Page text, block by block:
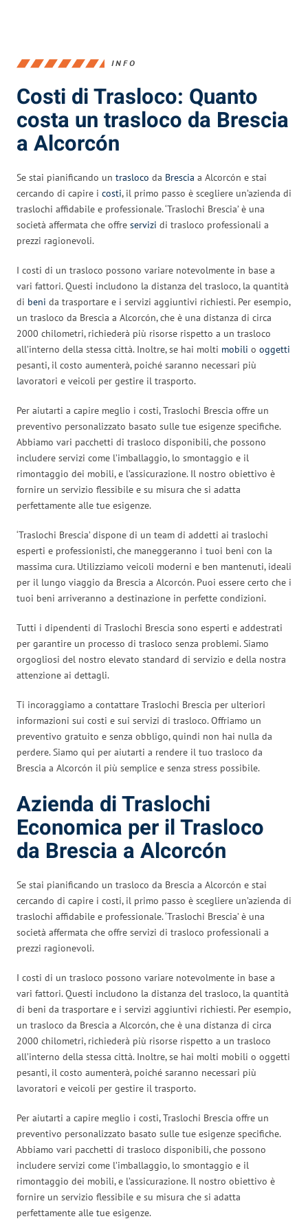
INFO
Costi di Trasloco: Quanto
costa un trasloco da Brescia
a Alcorcón
Se stai pianificando un trasloco da Brescia a Alcorcón e stai
cercando di capire i costi, il primo passo è scegliere un’azienda di
traslochi affidabile e professionale. ‘Traslochi Brescia’ è una
società affermata che offre servizi di trasloco professionali a
prezzi ragionevoli.
I costi di un trasloco possono variare notevolmente in base a
vari fattori. Questi includono la distanza del trasloco, la quantità
di beni da trasportare e i servizi aggiuntivi richiesti. Per esempio,
un trasloco da Brescia a Alcorcón, che è una distanza di circa
2000 chilometri, richiederà più risorse rispetto a un trasloco
all’interno della stessa città. Inoltre, se hai molti mobili o oggetti
pesanti, il costo aumenterà, poiché saranno necessari più
lavoratori e veicoli per gestire il trasporto.
Per aiutarti a capire meglio i costi, Traslochi Brescia offre un
preventivo personalizzato basato sulle tue esigenze specifiche.
Abbiamo vari pacchetti di trasloco disponibili, che possono
includere servizi come l’imballaggio, lo smontaggio e il
rimontaggio dei mobili, e l’assicurazione. Il nostro obiettivo è
fornire un servizio flessibile e su misura che si adatta
perfettamente alle tue esigenze.
‘Traslochi Brescia’ dispone di un team di addetti ai traslochi
esperti e professionisti, che maneggeranno i tuoi beni con la
massima cura. Utilizziamo veicoli moderni e ben mantenuti, ideali
per il lungo viaggio da Brescia a Alcorcón. Puoi essere certo che i
tuoi beni arriveranno a destinazione in perfette condizioni.
Tutti i dipendenti di Traslochi Brescia sono esperti e addestrati
per garantire un processo di trasloco senza problemi. Siamo
orgogliosi del nostro elevato standard di servizio e della nostra
attenzione ai dettagli.
Ti incoraggiamo a contattare Traslochi Brescia per ulteriori
informazioni sui costi e sui servizi di trasloco. Offriamo un
preventivo gratuito e senza obbligo, quindi non hai nulla da
perdere. Siamo qui per aiutarti a rendere il tuo trasloco da
Brescia a Alcorcón il più semplice e senza stress possibile.
Azienda di Traslochi
Economica per il Trasloco
da Brescia a Alcorcón
Se stai pianificando un trasloco da Brescia a Alcorcón e stai
cercando di capire i costi, il primo passo è scegliere un’azienda di
traslochi affidabile e professionale. ‘Traslochi Brescia’ è una
società affermata che offre servizi di trasloco professionali a
prezzi ragionevoli.
I costi di un trasloco possono variare notevolmente in base a
vari fattori. Questi includono la distanza del trasloco, la quantità
di beni da trasportare e i servizi aggiuntivi richiesti. Per esempio,
un trasloco da Brescia a Alcorcón, che è una distanza di circa
2000 chilometri, richiederà più risorse rispetto a un trasloco
all’interno della stessa città. Inoltre, se hai molti mobili o oggetti
pesanti, il costo aumenterà, poiché saranno necessari più
lavoratori e veicoli per gestire il trasporto.
Per aiutarti a capire meglio i costi, Traslochi Brescia offre un
preventivo personalizzato basato sulle tue esigenze specifiche.
Abbiamo vari pacchetti di trasloco disponibili, che possono
includere servizi come l’imballaggio, lo smontaggio e il
rimontaggio dei mobili, e l’assicurazione. Il nostro obiettivo è
fornire un servizio flessibile e su misura che si adatta
perfettamente alle tue esigenze.